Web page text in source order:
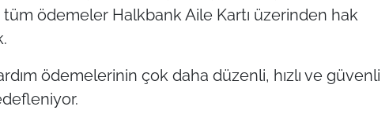
tüm ödemeler Halkbank Aile Kartı üzerinden hak
ödemelerinin çok daha düzenli, hızlı ve güvenli